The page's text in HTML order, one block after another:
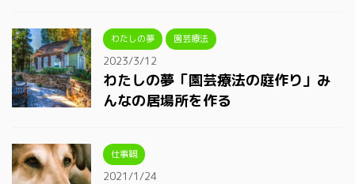
わたしの夢 園芸療法
2023/3/12
わたしの夢「園芸療法の庭作り」み
んなの居場所を作る
仕事観
2021/1/24